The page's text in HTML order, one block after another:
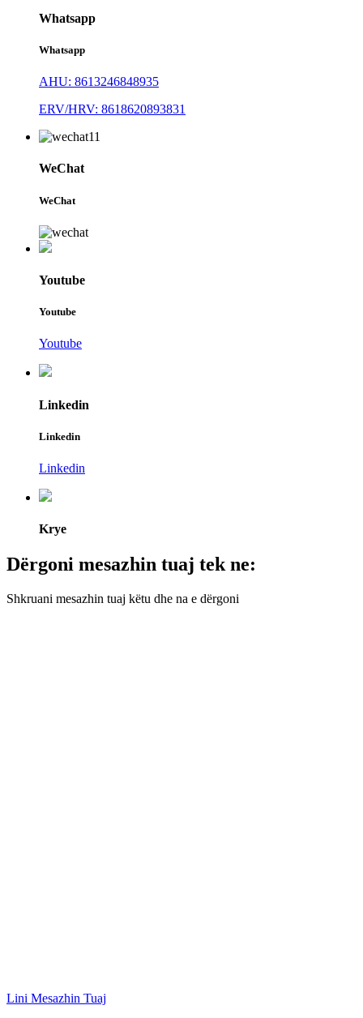
Whatsapp
Whatsapp
AHU: 8613246848935
ERV/HRV: 8618620893831
WeChat
WeChat
Youtube
Youtube
Youtube
Linkedin
Linkedin
Linkedin
Krye
Dërgoni mesazhin tuaj tek ne:
Shkruani mesazhin tuaj këtu dhe na e dërgoni
Lini Mesazhin Tuaj